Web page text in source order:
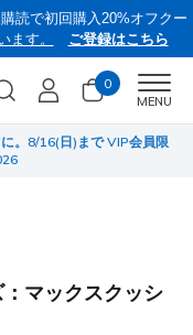
読で初回購入20%オフクー
す。 ご登録はこちら
0
MENU
。8/16(日)まで VIP会員限
マックスクッシ